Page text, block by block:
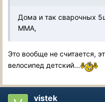
Дома и так сварочных
ММА,
Это вообще не считается,
велосипед детский...
vistek